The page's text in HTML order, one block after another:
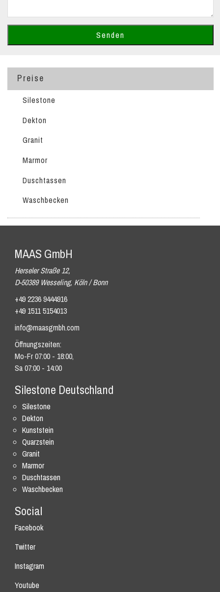
Preise
Silestone
Dekton
Granit
Marmor
Duschtassen
Waschbecken
MAAS GmbH
Herseler Straße 12,
D-50389 Wesseling, Köln / Bonn
+49 2236 9444916
+49 1511 5154013
info@maasgmbh.com
Öffnungszeiten:
Mo-Fr 07:00 - 18:00,
Sa 07:00 - 14:00
Silestone Deutschland
Silestone
Dekton
Kunststein
Quarzstein
Granit
Marmor
Duschtassen
Waschbecken
Social
Facebook
Twitter
Instagram
Youtube